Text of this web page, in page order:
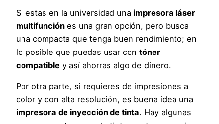
Si estas en la universidad una impresora láser
multifunción es una gran opción, pero busca
una compacta que tenga buen rendimiento; en
lo posible que puedas usar contóner
compatible y así ahorras algo de dinero.
Por otra parte, si requieres de impresiones a
color y con alta resolución, es buena idea una
impresora de inyección de tinta. Hay algunas